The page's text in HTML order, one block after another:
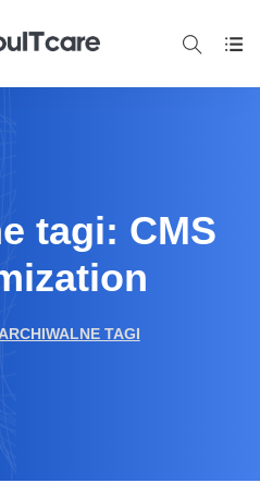
tagi: CMS
TAGI